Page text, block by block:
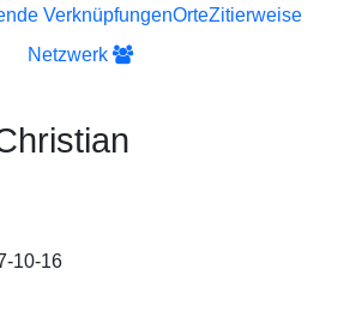
VerknüpfungenOrteZitierweise
Netzwerk
10-16